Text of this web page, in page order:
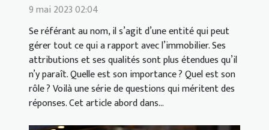
9 mai 2023 02:04
Se référant au nom, il s’agit d’une entité qui peut
gérer tout ce qui a rapport avec l’immobilier. Ses
attributions et ses qualités sont plus étendues qu’il
n’y paraît. Quelle est son importance ? Quel est son
rôle ? Voilà une série de questions qui méritent des
réponses. Cet article abord dans...